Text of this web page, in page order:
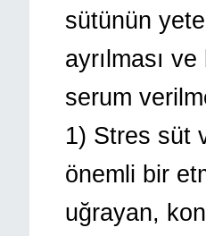
sütünün
ayrılması
serum
1) Stres süt
önemli bir
uğrayan,